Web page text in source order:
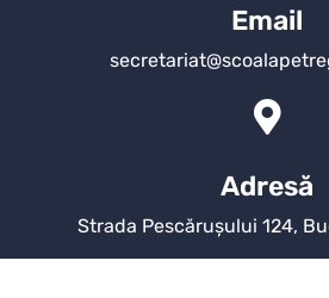
Email
Adresă
Strada Pescărușului 124,